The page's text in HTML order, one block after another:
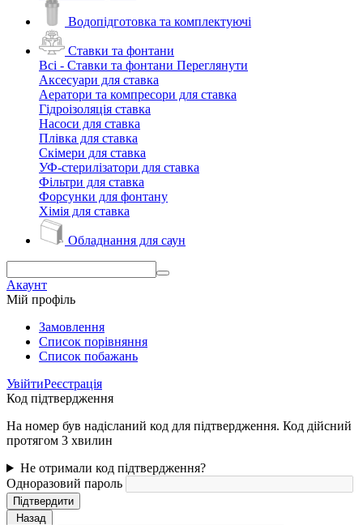
Водопідготовка та комплектуючі
Ставки та фонтани
Всі - Ставки та фонтани Переглянути
Аксесуари для ставка
Аератори та компресори для ставка
Гідроізоляція ставка
Насоси для ставка
Плівка для ставка
Скімери для ставка
УФ-стерилізатори для ставка
Фільтри для ставка
Форсунки для фонтану
Хімія для ставка
Обладнання для саун
Акаунт
Мій профіль
Замовлення
Cписок порівняння
Список побажань
УвійтиРеєстрація
Код підтвердження
На номер був надісланий код для підтвердження. Код дійсний
протягом 3 хвилин
Не отримали код підтвердження?
Одноразовий пароль
Підтвердити
Назад